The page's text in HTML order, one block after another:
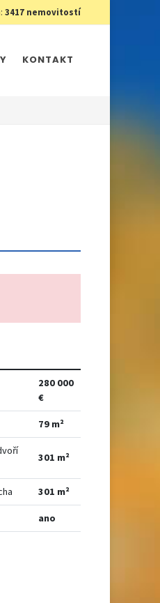
3417 nemovitostí
KONTAKT
280 000
€
79 m²
301 m²
301 m²
ano